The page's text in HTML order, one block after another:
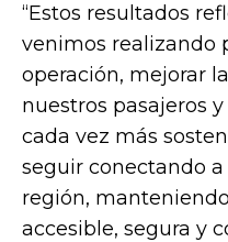
“Estos resultados
venimos realizando
operación, mejorar
nuestros pasajeros
cada vez más
seguir conectando
región,
accesible, segura y